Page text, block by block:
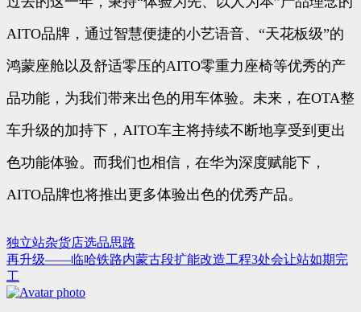
AITO品牌，通过智慧便捷的小艺语音、“天花板级”的
鸿蒙座舱以及舒适零压的AITO零重力座椅等优秀的产
品功能，为我们带来出色的用车体验。未来，在OTA整
车升级的加持下，AITO车主将持续不断地享受到更出
色功能体验。而我们也相信，在华为深度赋能下，
AITO品牌也将推出更多体验出色的优秀产品。
文
章
导
独立站杂货店选品思路
再升级——临哈铁路内蒙古段扩能改造工程3处会让站如期完
工